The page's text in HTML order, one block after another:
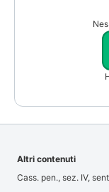
Altri contenuti
Cass. pen., sez. IV,